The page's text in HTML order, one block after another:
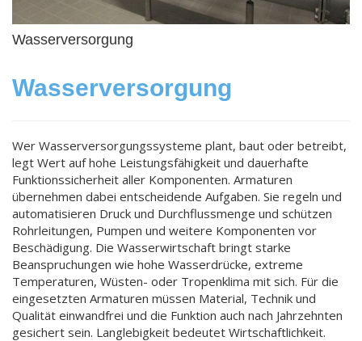
Wasserversorgung
Wasserversorgung
Wer Wasserversorgungssysteme plant, baut oder betreibt,
legt Wert auf hohe Leistungsfähigkeit und dauerhafte
Funktionssicherheit aller Komponenten. Armaturen
übernehmen dabei entscheidende Aufgaben. Sie regeln und
automatisieren Druck und Durchflussmenge und schützen
Rohrleitungen, Pumpen und weitere Komponenten vor
Beschädigung. Die Wasserwirtschaft bringt starke
Beanspruchungen wie hohe Wasserdrücke, extreme
Temperaturen, Wüsten- oder Tropenklima mit sich. Für die
eingesetzten Armaturen müssen Material, Technik und
Qualität einwandfrei und die Funktion auch nach Jahrzehnten
gesichert sein. Langlebigkeit bedeutet Wirtschaftlichkeit.